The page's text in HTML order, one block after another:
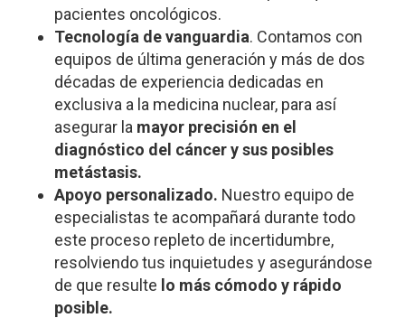
pacientes oncológicos.
Tecnología de vanguardia. Contamos con
equipos de última generación y más de dos
décadas de experiencia dedicadas en
exclusiva a la medicina nuclear, para así
asegurar la mayor precisión en el
diagnóstico del cáncer y sus posibles
metástasis.
Apoyo personalizado. Nuestro equipo de
especialistas te acompañará durante todo
este proceso repleto de incertidumbre,
resolviendo tus inquietudes y asegurándose
de que resulte lo más cómodo y rápido
posible.